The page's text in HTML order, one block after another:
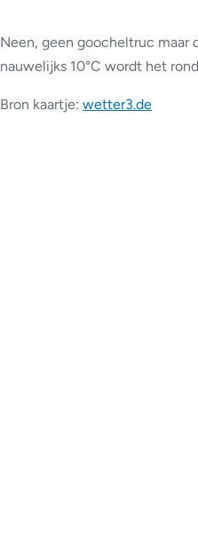
Neen, geen goocheltruc maar
nauwelijks 10°C wordt het
Bron kaartje: wetter3.de